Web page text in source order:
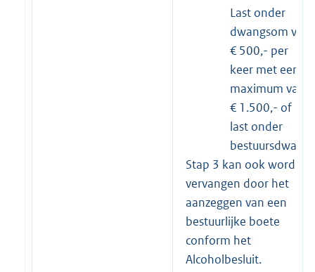
Last onder
dwangsom van
€ 500,- per
keer met een
maximum van
€ 1.500,- of
last onder
bestuursdwang
Stap 3 kan ook worden
vervangen door het
aanzeggen van een
bestuurlijke boete
conform het
Alcoholbesluit.